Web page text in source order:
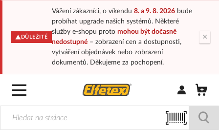
DŮLEŽITÉ
Vážení zákazníci, o víkendu 8. a 9. 8. 2026bude
probíhat upgrade našich systémů. Některé
služby e-shopu proto mohou být dočasně
nedostupné– zobrazení cen a dostupnosti,
vytváření objednávek nebo zobrazení
dokumentů. Děkujeme za pochopení.
×
Přihlásit/